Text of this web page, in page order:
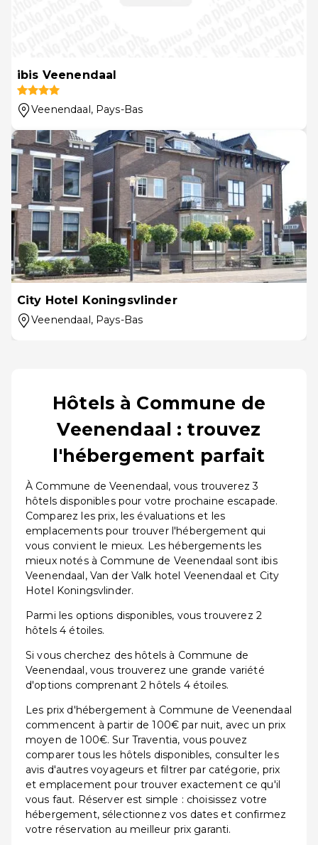
ibis Veenendaal
Veenendaal, Pays-Bas
City Hotel Koningsvlinder
Veenendaal, Pays-Bas
Hôtels à Commune de
Veenendaal : trouvez
l'hébergement parfait
À Commune de Veenendaal, vous trouverez 3
hôtels disponibles pour votre prochaine escapade.
Comparez les prix, les évaluations et les
emplacements pour trouver l'hébergement qui
vous convient le mieux. Les hébergements les
mieux notés à Commune de Veenendaal sont ibis
Veenendaal, Van der Valk hotel Veenendaal et City
Hotel Koningsvlinder.
Parmi les options disponibles, vous trouverez 2
hôtels 4 étoiles.
Si vous cherchez des hôtels à Commune de
Veenendaal, vous trouverez une grande variété
d'options comprenant 2 hôtels 4 étoiles.
Les prix d'hébergement à Commune de Veenendaal
commencent à partir de 100€ par nuit, avec un prix
moyen de 100€. Sur Traventia, vous pouvez
comparer tous les hôtels disponibles, consulter les
avis d'autres voyageurs et filtrer par catégorie, prix
et emplacement pour trouver exactement ce qu'il
vous faut. Réserver est simple : choisissez votre
hébergement, sélectionnez vos dates et confirmez
votre réservation au meilleur prix garanti.